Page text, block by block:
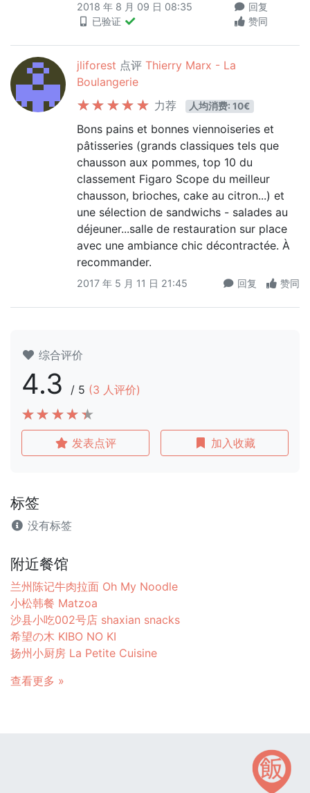
2018 年 8 月 09 日 08:35
已验证
回复
赞同
jliforest 点评 Thierry Marx - La
Boulangerie
力荐
人均消费: 10€
Bons pains et bonnes viennoiseries et
pâtisseries (grands classiques tels que
chausson aux pommes, top 10 du
classement Figaro Scope du meilleur
chausson, brioches, cake au citron...) et
une sélection de sandwichs - salades au
déjeuner...salle de restauration sur place
avec une ambiance chic décontractée. À
recommander.
2017 年 5 月 11 日 21:45 回复 赞同
综合评价
4.3 / 5 (3 人评价)
发表点评 加入收藏
标签
没有标签
附近餐馆
兰州陈记牛肉拉面 Oh My Noodle
小松韩餐 Matzoa
沙县小吃002号店 shaxian snacks
希望の木 KIBO NO KI
扬州小厨房 La Petite Cuisine
查看更多 »